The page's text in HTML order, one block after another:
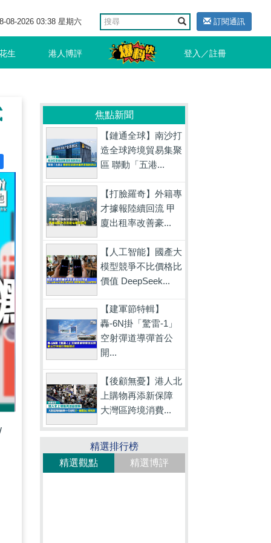
08-2026 03:38 星期六 訂閱通訊
生 港人博評 登入／註冊
焦點新聞
【鏈通全球】南沙打
造全球跨境貿易集聚
區 聯動「五港...
【打臉羅奇】外籍專
才據報陸續回流 甲
廈出租率改善豪...
【人工智能】國產大
模型競爭不比價格比
價值 DeepSeek...
【建軍節特輯】
轟-6N掛「驚雷-1」
空射彈道導彈首公
開...
【後顧無憂】港人北
上購物再添新保障
大灣區跨境消費...
精選排行榜
精選觀點
精選博評